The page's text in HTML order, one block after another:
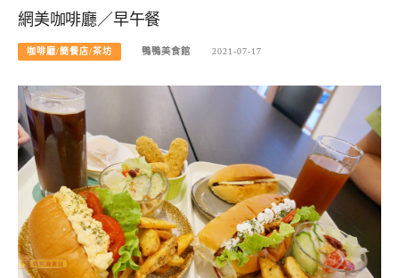
網美咖啡廳／早午餐
咖啡廳/簡餐店/茶坊 鴨鴨美食館 2021-07-17